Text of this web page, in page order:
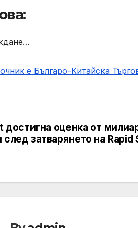
е Българо-Китайска
достигна оценка от
след затварянето на Rapid